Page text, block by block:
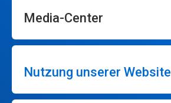
Media-Center
Nutzung unserer Website